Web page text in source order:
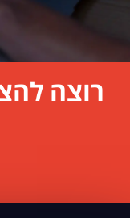
רוצה